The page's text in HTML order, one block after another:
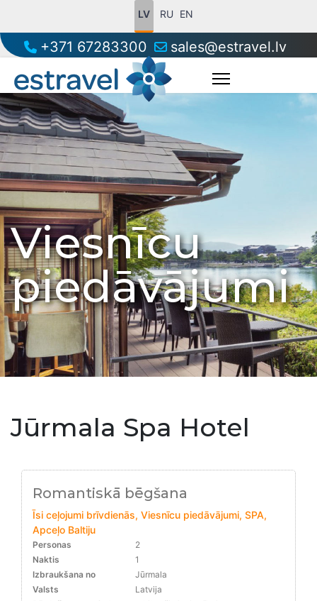
LV RU EN
+371 67283300 sales@estravel.lv
Viesnīcu
piedāvājumi
Jūrmala Spa Hotel
Romantiskā bēgšana
Īsi ceļojumi brīvdienās, Viesnīcu piedāvājumi, SPA,
Apceļo Baltiju
Personas
2
Naktis
1
Izbraukšana no
Jūrmala
Valsts
Latvija